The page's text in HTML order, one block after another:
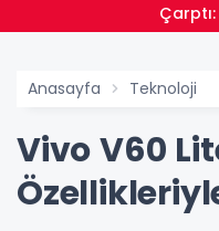
Çarptı:
Anasayfa Teknoloji
Vivo V60